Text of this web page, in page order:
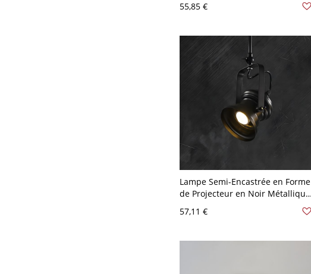
couloir et chambre de bébé -
55,85 €
Lampe Semi-Encastrée en Forme
de Projecteur en Noir Métallique
Style Industriel - Noir 110 V-120 V
57,11 €